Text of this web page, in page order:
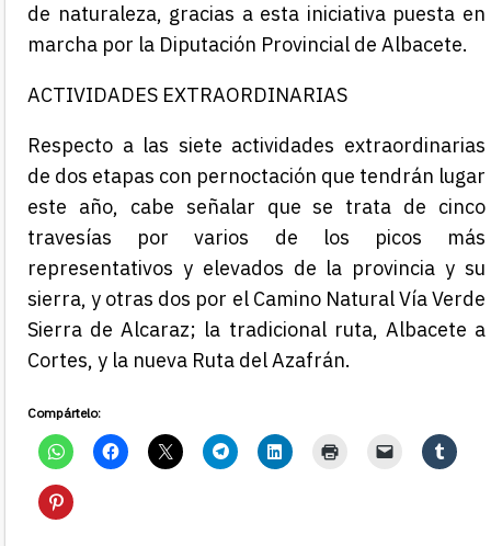
de naturaleza, gracias a esta iniciativa puesta en
marcha por la Diputación Provincial de Albacete.
ACTIVIDADES EXTRAORDINARIAS
Respecto a las siete actividades extraordinarias
de dos etapas con pernoctación que tendrán lugar
este año, cabe señalar que se trata de cinco
travesías por varios de los picos más
representativos y elevados de la provincia y su
sierra, y otras dos por el Camino Natural Vía Verde
Sierra de Alcaraz; la tradicional ruta, Albacete a
Cortes, y la nueva Ruta del Azafrán.
Compártelo: